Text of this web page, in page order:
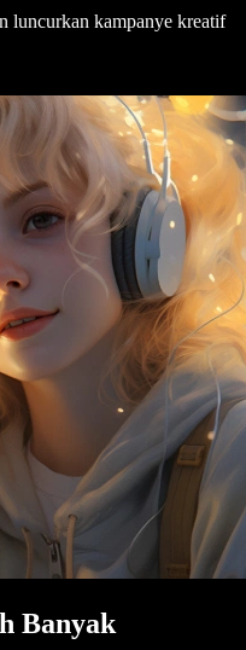
luncurkan kampanye kreatif
Banyak